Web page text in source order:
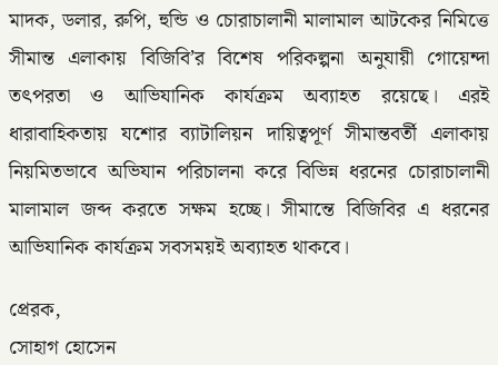
মাদক, ডলার, রুপি, হুন্ডি ও চোরাচালানী মালামাল আটকের নিমিত্তে
সীমান্ত এলাকায় বিজিবি’র বিশেষ পরিকল্পনা অনুযায়ী গোয়েন্দা
তৎপরতা ও আভিযানিক কার্যক্রম অব্যাহত রয়েছে। এরই
ধারাবাহিকতায় যশোর ব্যাটালিয়ন দায়িত্বপূর্ণ সীমান্তবর্তী এলাকায়
নিয়মিতভাবে অভিযান পরিচালনা করে বিভিন্ন ধরনের চোরাচালানী
মালামাল জব্দ করতে সক্ষম হচ্ছে। সীমান্তে বিজিবির এ ধরনের
আভিযানিক কার্যক্রম সবসময়ই অব্যাহত থাকবে।
প্রেরক,
সোহাগ হোসেন